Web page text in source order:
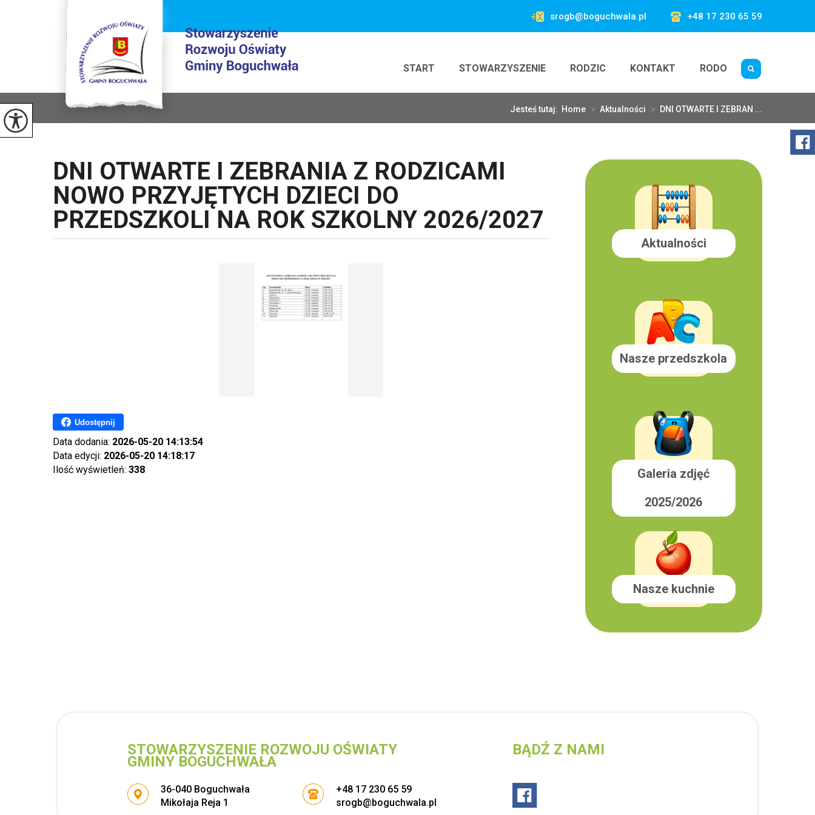
srogb@boguchwala.pl +48 17 230 65 59
START STOWARZYSZENIE RODZIC KONTAKT RODO
Jesteś tutaj: Home > Aktualności > DNI OTWARTE I ZEBRAN ...
DNI OTWARTE I ZEBRANIA Z RODZICAMI
NOWO PRZYJĘTYCH DZIECI DO
PRZEDSZKOLI NA ROK SZKOLNY 2026/2027
Udostępnij
Data dodania: 2026-05-20 14:13:54
Data edycji: 2026-05-20 14:18:17
Ilość wyświetleń: 338
Aktualności
Nasze przedszkola
Galeria zdjęć
2025/2026
Nasze kuchnie
STOWARZYSZENIE ROZWOJU OŚWIATY
GMINY BOGUCHWAŁA
Adres pocztowy:
36-040 Boguchwała
Mikołaja Reja 1
+48 17 230 65 59
srogb@boguchwala.pl
BĄDŹ Z NAMI